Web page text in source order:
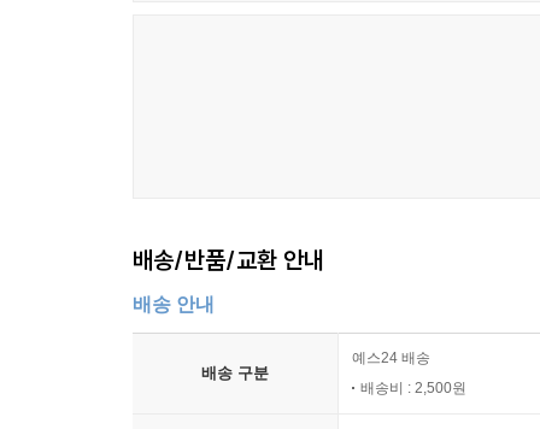
변화를 측정하였다. 미래 노인의 소득인정액
기초연금 재정추계모형에 적용하여 재정추계를 수
재정추계 결과, 현행 제도를 유지할 경우
70%에서 100%로 확대하고, 기준연금액을
배송/반품/교환 안내
배송 안내
배송 구분
예스24 배송
배송비 : 2,500원